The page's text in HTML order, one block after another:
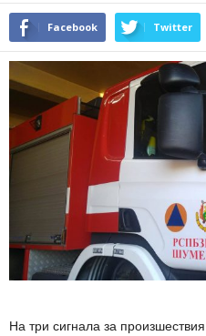
Facebook Twitter
На три сигнала за